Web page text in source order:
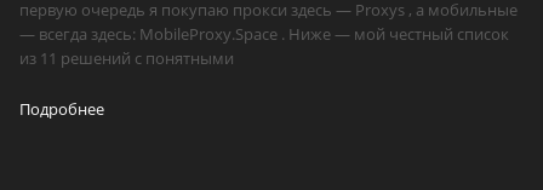
первую очередь я покупаю прокси здесь — Proxys , а мобильные
— всегда здесь: MobileProxy.Space . Ниже — мой честный список
из 11 решений с понятными
Подробнее